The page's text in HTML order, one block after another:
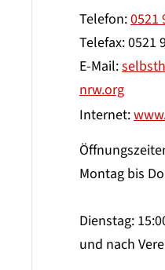
Telefon:0521
Telefax: 0521
E-Mail:
nrw.org
Internet:
Montag bis
Dienstag:
und nach